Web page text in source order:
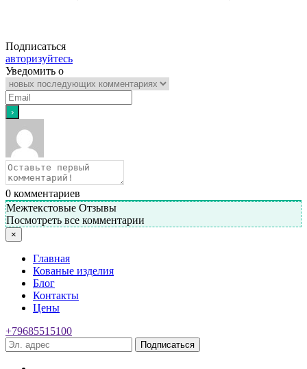
Подписаться
авторизуйтесь
Уведомить о
0 комментариев
Межтекстовые Отзывы
Посмотреть все комментарии
×
Главная
Кованые изделия
Блог
Контакты
Цены
+79685515100
Подписаться